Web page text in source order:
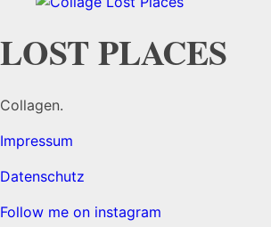
LOST PLACES
Collagen.
Impressum
Datenschutz
Follow me on instagram